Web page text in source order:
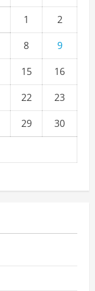
1
2
8
9
15
16
22
23
29
30